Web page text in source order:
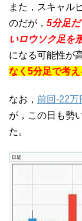
また，スキャル
のだが， 5分足
いロウソク足を
になる可能性が
なく5分足で考え
なお， 前回-22万
が，この日も勢
た。